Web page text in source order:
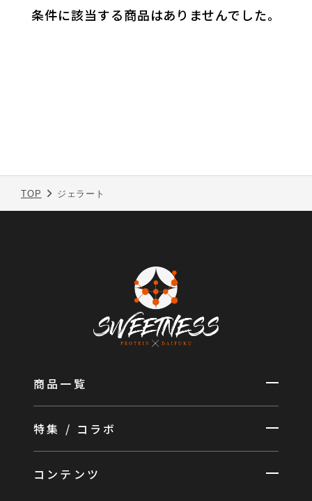
条件に該当する商品はありませんでした。
TOP ジェラート
商品一覧
特集 / コラボ
コンテンツ